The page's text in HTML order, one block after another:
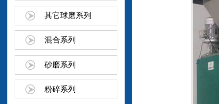
其它球磨系列
混合系列
砂磨系列
粉碎系列